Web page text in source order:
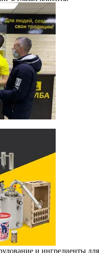
и ингредиенты для